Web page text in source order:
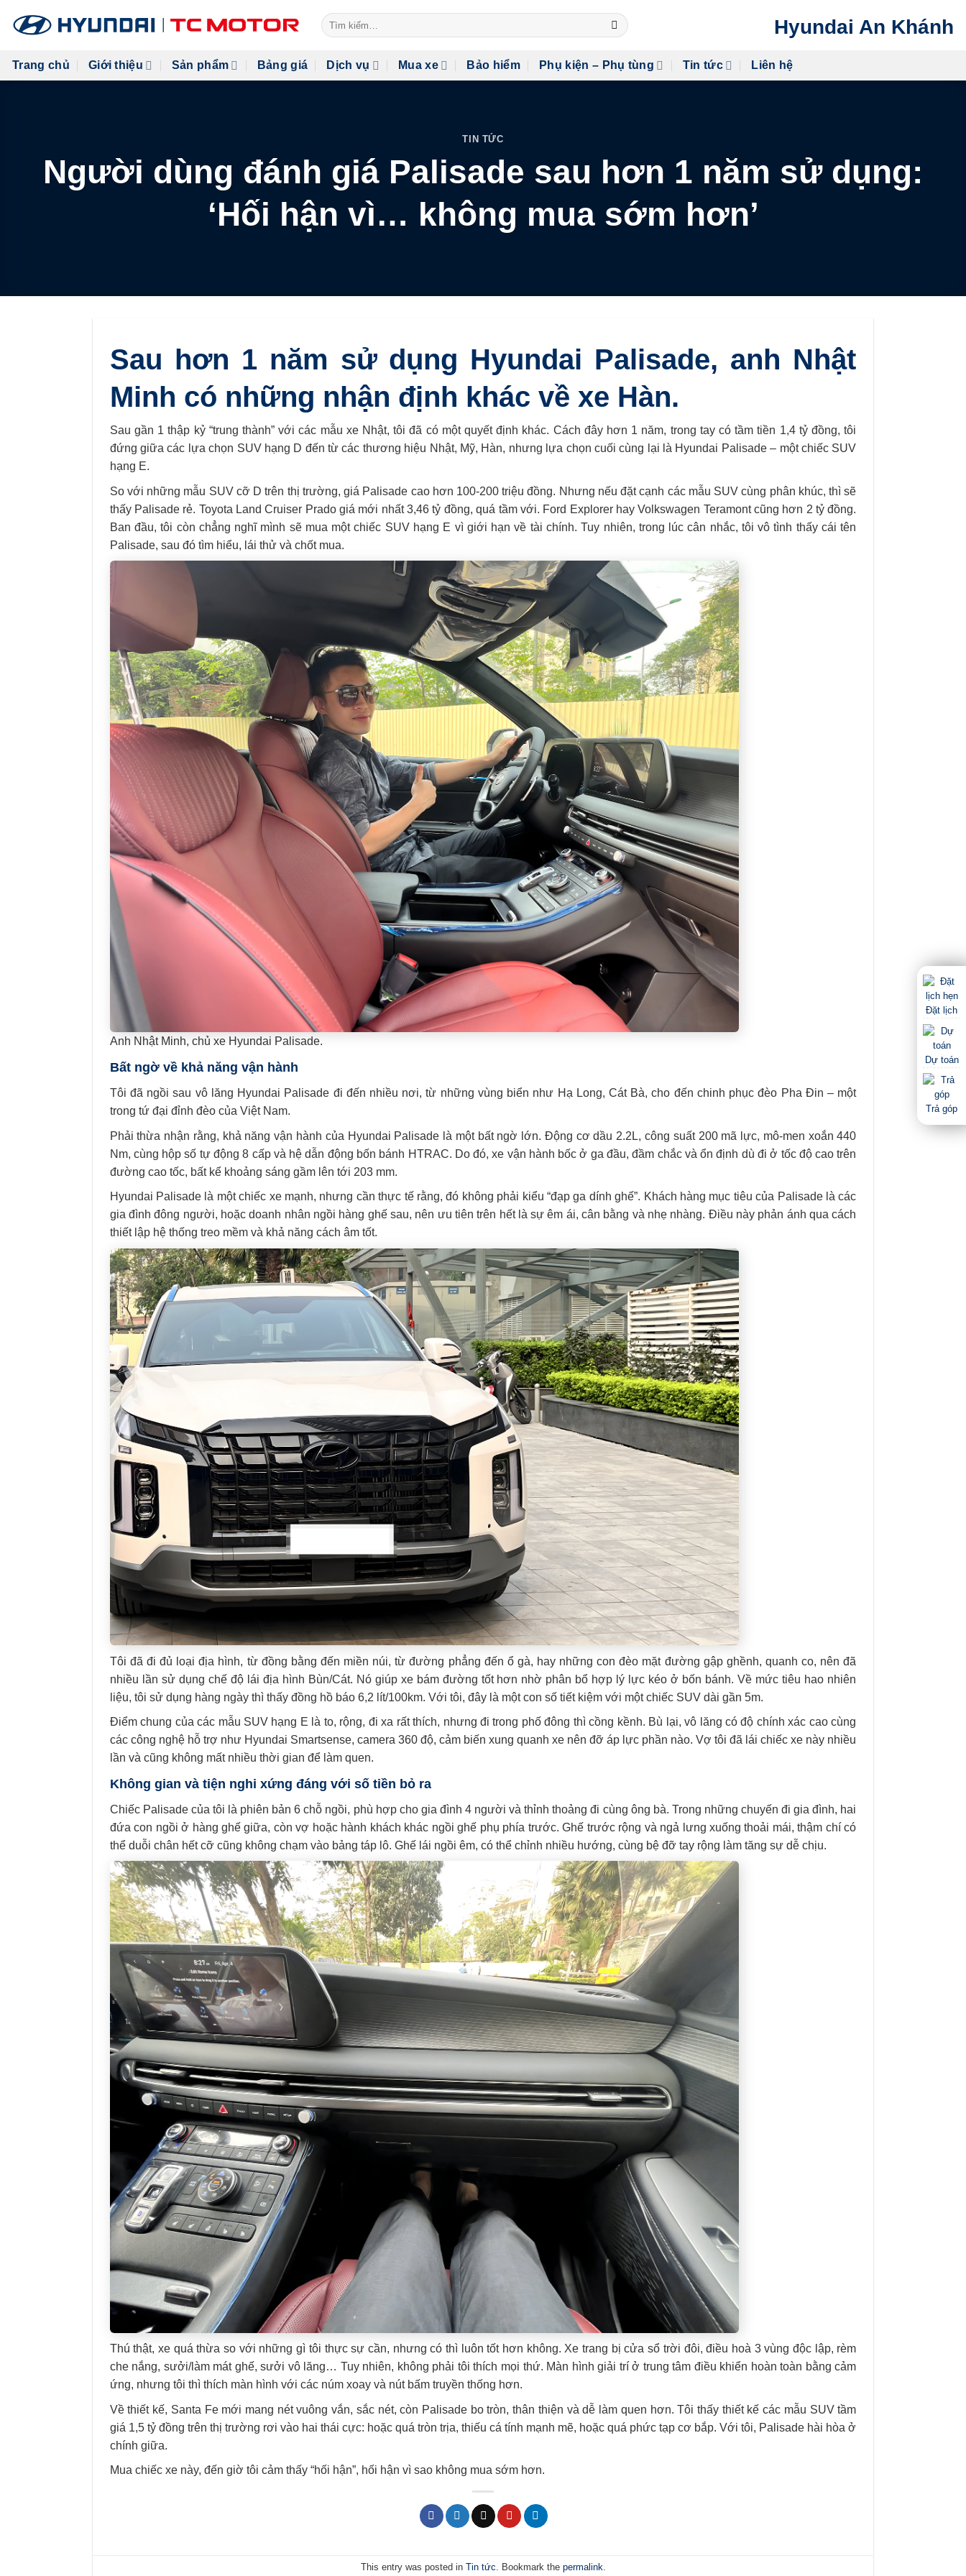
Tìm
kiếm:
Hyundai An Khánh
Trang chủ Giới thiệu Sản phẩm Bảng giá Dịch vụ Mua xe Bảo hiểm Phụ kiện – Phụ tùng Tin tức Liên hệ
TIN TỨC
Người dùng đánh giá Palisade sau hơn 1 năm sử dụng:
‘Hối hận vì… không mua sớm hơn’
Sau hơn 1 năm sử dụng Hyundai Palisade, anh Nhật
Minh có những nhận định khác về xe Hàn.
Sau gần 1 thập kỷ “trung thành” với các mẫu xe Nhật, tôi đã có một quyết định khác. Cách đây hơn 1 năm, trong tay có tầm tiền 1,4 tỷ đồng, tôi
đứng giữa các lựa chọn SUV hạng D đến từ các thương hiệu Nhật, Mỹ, Hàn, nhưng lựa chọn cuối cùng lại là Hyundai Palisade – một chiếc SUV
hạng E.
So với những mẫu SUV cỡ D trên thị trường, giá Palisade cao hơn 100-200 triệu đồng. Nhưng nếu đặt cạnh các mẫu SUV cùng phân khúc, thì sẽ
thấy Palisade rẻ. Toyota Land Cruiser Prado giá mới nhất 3,46 tỷ đồng, quá tầm với. Ford Explorer hay Volkswagen Teramont cũng hơn 2 tỷ đồng.
Ban đầu, tôi còn chẳng nghĩ mình sẽ mua một chiếc SUV hạng E vì giới hạn về tài chính. Tuy nhiên, trong lúc cân nhắc, tôi vô tình thấy cái tên
Palisade, sau đó tìm hiểu, lái thử và chốt mua.
Anh Nhật Minh, chủ xe Hyundai Palisade.
Bất ngờ về khả năng vận hành
Tôi đã ngồi sau vô lăng Hyundai Palisade đi đến nhiều nơi, từ những vùng biển như Hạ Long, Cát Bà, cho đến chinh phục đèo Pha Đin – một
trong tứ đại đỉnh đèo của Việt Nam.
Phải thừa nhận rằng, khả năng vận hành của Hyundai Palisade là một bất ngờ lớn. Động cơ dầu 2.2L, công suất 200 mã lực, mô-men xoắn 440
Nm, cùng hộp số tự động 8 cấp và hệ dẫn động bốn bánh HTRAC. Do đó, xe vận hành bốc ở ga đầu, đầm chắc và ổn định dù đi ở tốc độ cao trên
đường cao tốc, bất kể khoảng sáng gầm lên tới 203 mm.
Hyundai Palisade là một chiếc xe mạnh, nhưng cần thực tế rằng, đó không phải kiểu “đạp ga dính ghế”. Khách hàng mục tiêu của Palisade là các
gia đình đông người, hoặc doanh nhân ngồi hàng ghế sau, nên ưu tiên trên hết là sự êm ái, cân bằng và nhẹ nhàng. Điều này phản ánh qua cách
thiết lập hệ thống treo mềm và khả năng cách âm tốt.
Tôi đã đi đủ loại địa hình, từ đồng bằng đến miền núi, từ đường phẳng đến ổ gà, hay những con đèo mặt đường gập ghềnh, quanh co, nên đã
nhiều lần sử dụng chế độ lái địa hình Bùn/Cát. Nó giúp xe bám đường tốt hơn nhờ phân bổ hợp lý lực kéo ở bốn bánh. Về mức tiêu hao nhiên
liệu, tôi sử dụng hàng ngày thì thấy đồng hồ báo 6,2 lít/100km. Với tôi, đây là một con số tiết kiệm với một chiếc SUV dài gần 5m.
Điểm chung của các mẫu SUV hạng E là to, rộng, đi xa rất thích, nhưng đi trong phố đông thì cồng kềnh. Bù lại, vô lăng có độ chính xác cao cùng
các công nghệ hỗ trợ như Hyundai Smartsense, camera 360 độ, cảm biến xung quanh xe nên đỡ áp lực phần nào. Vợ tôi đã lái chiếc xe này nhiều
lần và cũng không mất nhiều thời gian để làm quen.
Không gian và tiện nghi xứng đáng với số tiền bỏ ra
Chiếc Palisade của tôi là phiên bản 6 chỗ ngồi, phù hợp cho gia đình 4 người và thỉnh thoảng đi cùng ông bà. Trong những chuyến đi gia đình, hai
đứa con ngồi ở hàng ghế giữa, còn vợ hoặc hành khách khác ngồi ghế phụ phía trước. Ghế trước rộng và ngả lưng xuống thoải mái, thậm chí có
thể duỗi chân hết cỡ cũng không chạm vào bảng táp lô. Ghế lái ngồi êm, có thể chỉnh nhiều hướng, cùng bệ đỡ tay rộng làm tăng sự dễ chịu.
Thú thật, xe quá thừa so với những gì tôi thực sự cần, nhưng có thì luôn tốt hơn không. Xe trang bị cửa sổ trời đôi, điều hoà 3 vùng độc lập, rèm
che nắng, sưởi/làm mát ghế, sưởi vô lăng… Tuy nhiên, không phải tôi thích mọi thứ. Màn hình giải trí ở trung tâm điều khiển hoàn toàn bằng cảm
ứng, nhưng tôi thì thích màn hình với các núm xoay và nút bấm truyền thống hơn.
Về thiết kế, Santa Fe mới mang nét vuông vắn, sắc nét, còn Palisade bo tròn, thân thiện và dễ làm quen hơn. Tôi thấy thiết kế các mẫu SUV tầm
giá 1,5 tỷ đồng trên thị trường rơi vào hai thái cực: hoặc quá tròn trịa, thiếu cá tính mạnh mẽ, hoặc quá phức tạp cơ bắp. Với tôi, Palisade hài hòa ở
chính giữa.
Mua chiếc xe này, đến giờ tôi cảm thấy “hối hận”, hối hận vì sao không mua sớm hơn.
This entry was posted in Tin tức . Bookmark the permalink
Đặt lịch
Dự toán
Trả góp